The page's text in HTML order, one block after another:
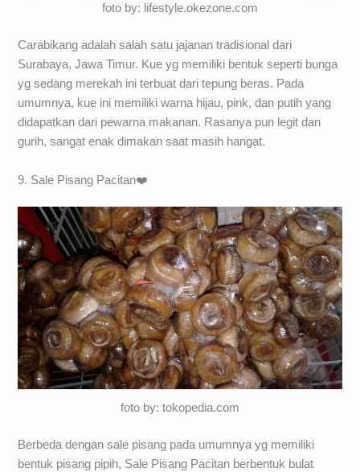
foto by: lifestyle.okezone.com
Carabikang adalah salah satu jajanan tradisional dari
Surabaya, Jawa Timur. Kue yg memiliki bentuk seperti bunga
yg sedang merekah ini terbuat dari tepung beras. Pada
umumnya, kue ini memiliki warna hijau, pink, dan putih yang
didapatkan dari pewarna makanan. Rasanya pun legit dan
gurih, sangat enak dimakan saat masih hangat.
9. Sale Pisang Pacitan❤️
foto by: tokopedia.com
Berbeda dengan sale pisang pada umumnya yg memiliki
bentuk pisang pipih, Sale Pisang Pacitan berbentuk bulat